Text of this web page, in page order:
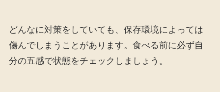
どんなに対策をしていても、保存環境によっては
傷んでしまうことがあります。食べる前に必ず自
分の五感で状態をチェックしましょう。